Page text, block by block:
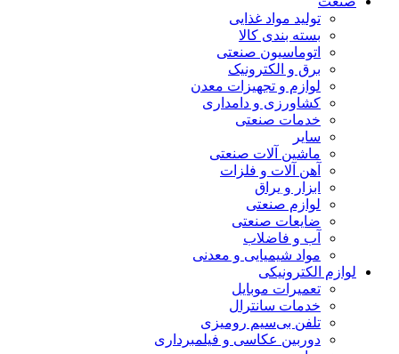
تولید مواد غذایی
بسته بندی کالا
اتوماسیون صنعتی
برق و الکترونیک
لوازم و تجهیزات معدن
کشاورزی و دامداری
خدمات صنعتی
سایر
ماشین آلات صنعتی
آهن آلات و فلزات
ابزار و یراق
لوازم صنعتی
ضایعات صنعتی
آب و فاضلاب
مواد شیمیایی و معدنی
لوازم الکترونیکی
تعمیرات موبایل
خدمات سانترال
تلفن بی‌سیم رومیزی
دوربین عکاسی و فیلمبرداری